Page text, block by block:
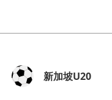
新加坡U20